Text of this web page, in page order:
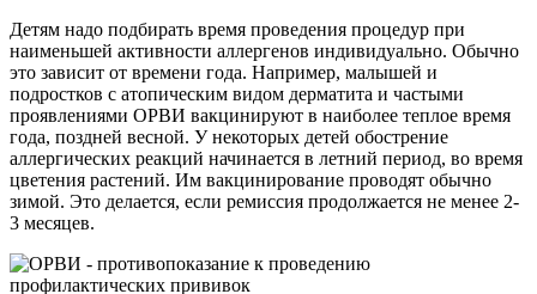
Детям надо подбирать время проведения процедур при
наименьшей активности аллергенов индивидуально. Обычно
это зависит от времени года. Например, малышей и
подростков с атопическим видом дерматита и частыми
проявлениями ОРВИ вакцинируют в наиболее теплое время
года, поздней весной. У некоторых детей обострение
аллергических реакций начинается в летний период, во время
цветения растений. Им вакцинирование проводят обычно
зимой. Это делается, если ремиссия продолжается не менее 2-
3 месяцев.